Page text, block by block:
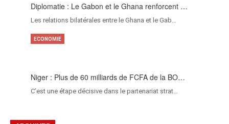
Diplomatie : Le Gabon et le Ghana renforcent …
Les relations bilatérales entre le Ghana et le Gab…
Niger : Plus de 60 milliards de FCFA de la BO…
C’est une étape décisive dans le partenariat strat…
ECONOMIE